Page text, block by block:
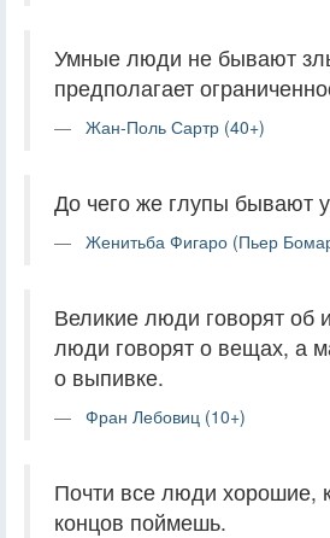
Умные люди не бывают
предполагает
Жан-Поль Сартр (40+)
До чего же глупы бывают
Женитьба Фигаро (Пьер
Великие люди говорят об
люди говорят о вещах, а
о выпивке.
Фран Лебовиц (10+)
Почти все люди хорошие,
концов поймешь.